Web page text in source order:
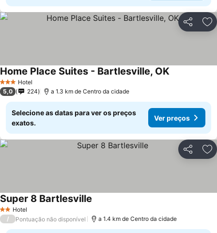
Partilhar
3 EstrelasHotel
Home Place Suites - Bartlesville, OKVer preços
5,0 224 a 1.3 km de Centro da cidade
Selecione as datas para ver os preços
exatos.
Ver preços
Partilhar
2 Estrelas
Hotel
Super 8 Bartlesville
/ Pontuação não disponível a 1.4 km de Centro da cidade